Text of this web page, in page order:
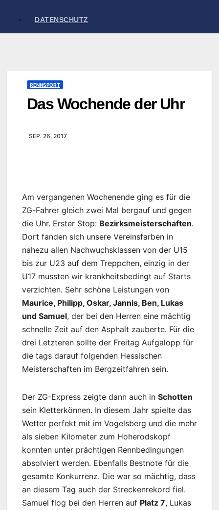
DATENSCHUTZ
RENNSPORT
Das Wochende der Uhr
SEP. 26, 2017
Am vergangenen Wochenende ging es für die
ZG-Fahrer gleich zwei Mal bergauf und gegen
die Uhr. Erster Stop: Bezirksmeisterschaften.
Dort fanden sich unsere Vereinsfarben in
nahezu allen Nachwuchsklassen von der U15
bis zur U23 auf dem Treppchen, einzig in der
U17 mussten wir krankheitsbedingt auf Starts
verzichten. Sehr schöne Leistungen von
Maurice, Philipp, Oskar, Jannis, Ben, Lukas
und Samuel, der bei den Herren eine mächtig
schnelle Zeit auf den Asphalt zauberte. Für die
drei Letzteren sollte der Freitag Aufgalopp für
die tags darauf folgenden Hessischen
Meisterschaften im Bergzeitfahren sein.
Der ZG-Express zeigte dann auch in Schotten
sein Kletterkönnen. In diesem Jahr spielte das
Wetter perfekt mit im Vogelsberg und die mehr
als sieben Kilometer zum Hoherodskopf
konnten unter prächtigen Rennbedingungen
absolviert werden. Ebenfalls Bestnote für die
gesamte Konkurrenz. Die war so mächtig, dass
an diesem Tag auch der Streckenrekord fiel.
Samuel flog bei den Herren auf Platz 7, Lukas